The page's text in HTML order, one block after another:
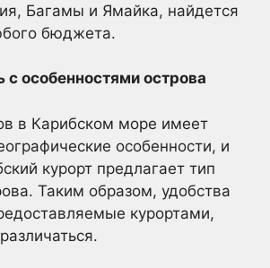
Багамы и Ямайка, найдется
бюджета.
с особенностями острова
в Карибском море имеет
особенности, и
курорт предлагает тип
Таким образом, удобства
курортами,